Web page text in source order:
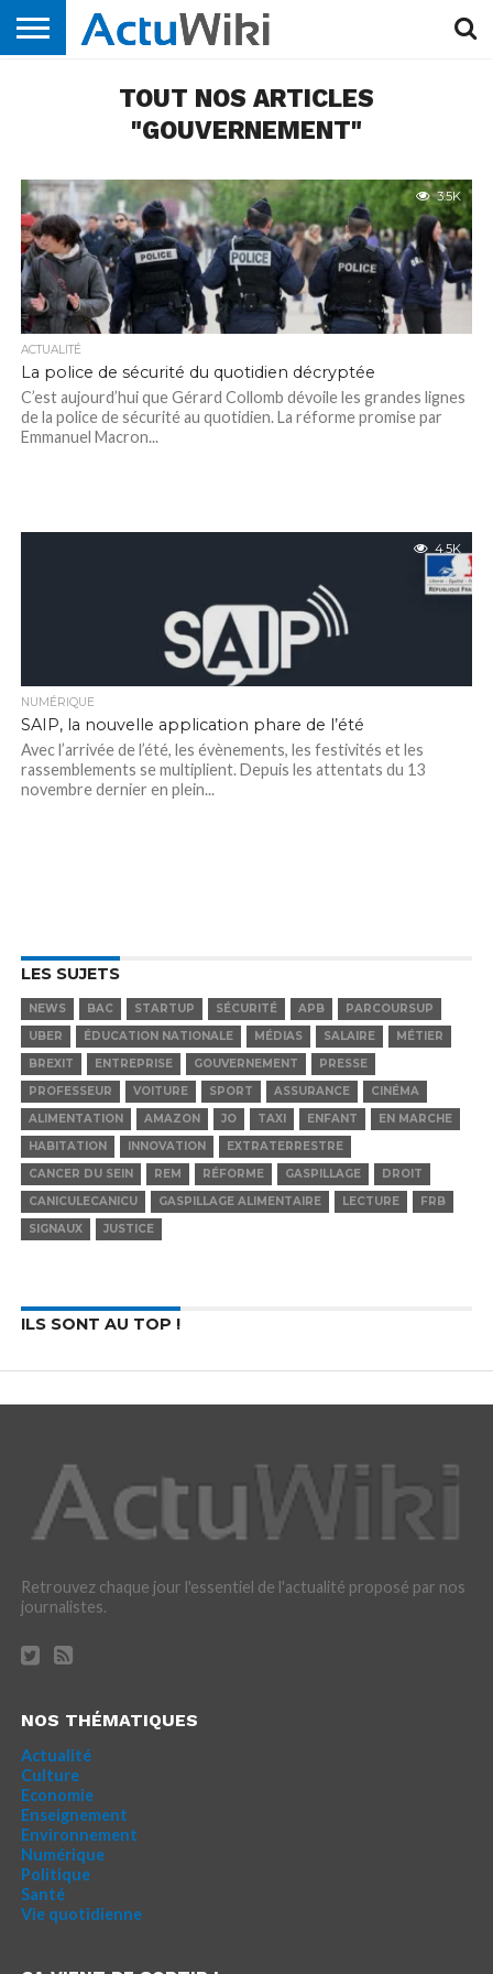
MENTIONS
JOURNALISTESTOUT NOS ARTICLES
"GOUVERNEMENT"
3.5K
ACTUALITÉ
La police de sécurité du quotidien décryptée
C’est aujourd’hui que Gérard Collomb dévoile les grandes lignes
de la police de sécurité au quotidien. La réforme promise par
Emmanuel Macron...
4.5K
NUMÉRIQUE
SAIP, la nouvelle application phare de l’été
Avec l’arrivée de l’été, les évènements, les festivités et les
rassemblements se multiplient. Depuis les attentats du 13
novembre dernier en plein...
LES SUJETS
NEWS BAC STARTUP SÉCURITÉ APB
PARCOURSUP
UBER
ÉDUCATION NATIONALE MÉDIAS SALAIRE
MÉTIER
BREXIT
ENTREPRISE GOUVERNEMENT
PRESSE
PROFESSEUR
VOITURE SPORT ASSURANCE
CINÉMA
ALIMENTATION
AMAZON JO TAXI ENFANT
EN MARCHE
HABITATION
INNOVATION
EXTRATERRESTRE
CANCER DU SEIN
REM RÉFORME GASPILLAGE
DROIT
CANICULECANICU
GASPILLAGE ALIMENTAIRE LECTURE
FRB
SIGNAUX
JUSTICE
ILS SONT AU TOP !
Retrouvez chaque jour l'essentiel de l'actualité proposé par nos
journalistes.
NOS THÉMATIQUES
Actualité
Culture
Economie
Enseignement
Environnement
Numérique
Politique
Santé
Vie quotidienne